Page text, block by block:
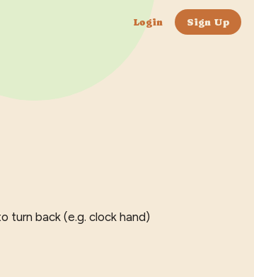
Login Sign Up
back (e.g. clock hand)